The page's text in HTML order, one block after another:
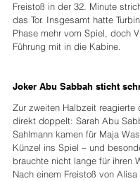
Freistoß in der 32. Minute
das Tor. Insgesamt hatte
Phase mehr vom Spiel, doch
Führung mit in die Kabine.
Joker Abu Sabbah sticht
Zur zweiten Halbzeit reagierte
direkt doppelt: Sarah Abu
Sahlmann kamen für Maja
Künzel ins Spiel – und
brauchte nicht lange für ihren
Nach einem Freistoß von